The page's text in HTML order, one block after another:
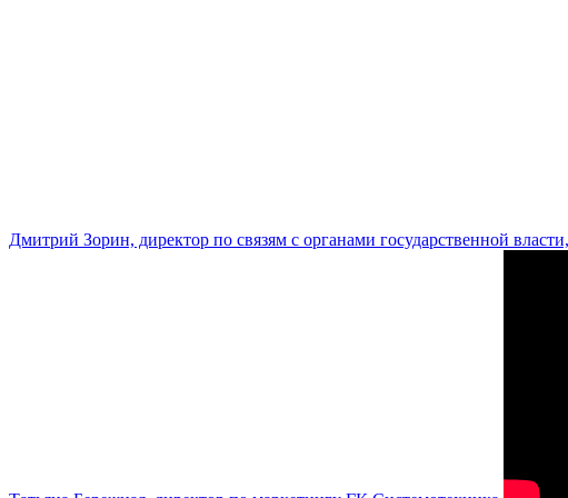
Дмитрий Зорин, директор по связям с органами государственной